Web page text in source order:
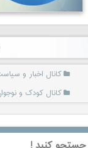
کانال اخبار و
کانال کودک و